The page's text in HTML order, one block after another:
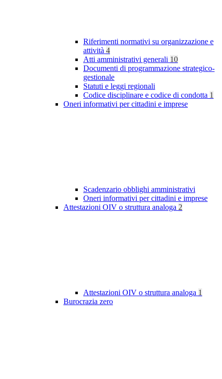
Riferimenti normativi su organizzazione e
attività 4
Atti amministrativi generali 10
Documenti di programmazione strategico-
gestionale
Statuti e leggi regionali
Codice disciplinare e codice di condotta 1
Oneri informativi per cittadini e imprese
Scadenzario obblighi amministrativi
Oneri informativi per cittadini e imprese
Attestazioni OIV o struttura analoga 2
Attestazioni OIV o struttura analoga 1
Burocrazia zero